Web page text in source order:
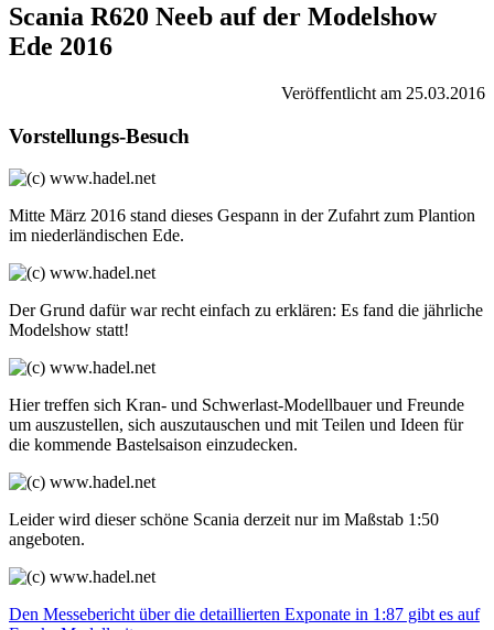
Scania R620 Neeb auf der Modelshow
Ede 2016
Veröffentlicht am 25.03.2016
Vorstellungs-Besuch
Mitte März 2016 stand dieses Gespann in der Zufahrt zum Plantion
im niederländischen Ede.
Der Grund dafür war recht einfach zu erklären: Es fand die jährliche
Modelshow statt!
Hier treffen sich Kran- und Schwerlast-Modellbauer und Freunde
um auszustellen, sich auszutauschen und mit Teilen und Ideen für
die kommende Bastelsaison einzudecken.
Leider wird dieser schöne Scania derzeit nur im Maßstab 1:50
angeboten.
Den Messebericht über die detaillierten Exponate in 1:87 gibt es auf